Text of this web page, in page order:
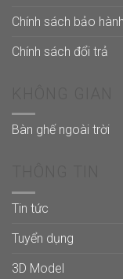
Chính sách bảo hành
Chính sách đổi trả
Bàn ghế ngoài trời
Tin tức
Tuyển dụng
3D Model